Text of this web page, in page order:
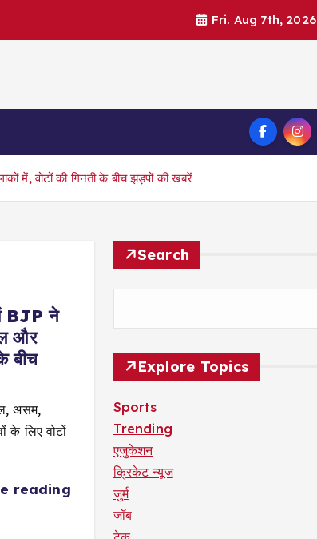
Fri. Aug 7th, 2026
में, वोटों की गिनती के बीच झड़पों की खबरें
BJP ने
और
बीच
असम,
के लिए वोटों
reading
Search
Explore Topics
Sports
Trending
एजुकेशन
क्रिकेट न्यूज
जुर्म
जॉब